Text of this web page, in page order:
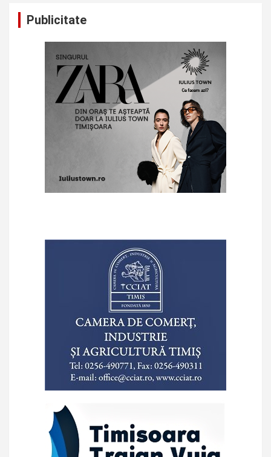
Publicitate